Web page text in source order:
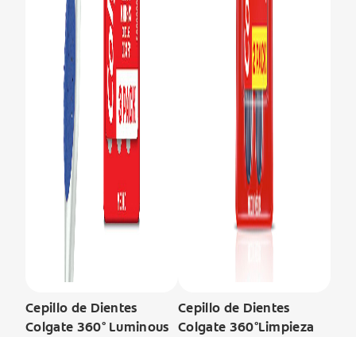
Cepillo de Dientes
Colgate 360° Luminous
Cepillo de Dientes
Colgate 360°Limpieza